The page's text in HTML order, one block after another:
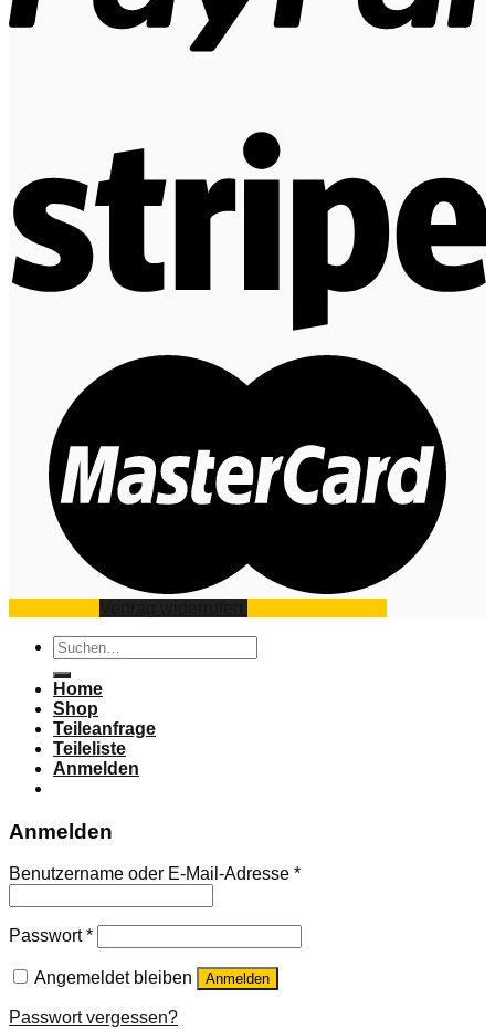
Suchen
nach:
Home
Shop
Teileanfrage
Teileliste
Anmelden
Anmelden
Benutzername oder E-Mail-Adresse *
Passwort*
Angemeldet bleiben Anmelden
Passwort vergessen?